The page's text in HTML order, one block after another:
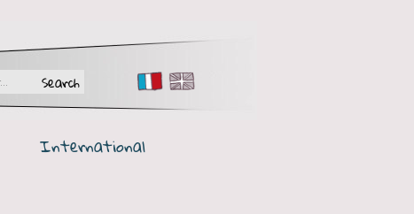
FR EN
International